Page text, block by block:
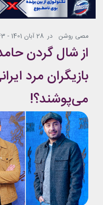
مصی روشن در 28 آبان 1401 - 13:43
از شال گردن
بازیگران مرد
می‌پوشند؟!